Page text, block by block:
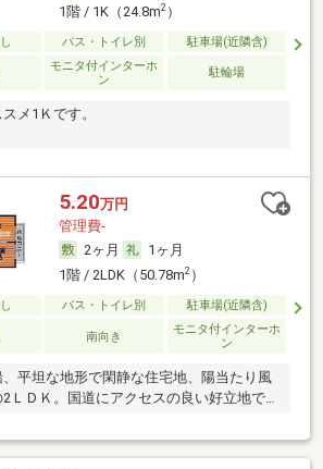
1階 / 1K（24.8m2）
バス・トイレ別 駐車場(近隣含)
モニタ付インターホ
ン
駐輪場
メ1Ｋです。
5.20万円
管理費-
2ヶ月
1ヶ月
1階 / 2LDK（50.78m2）
バス・トイレ別 駐車場(近隣含)
南向き
モニタ付インターホ
ン
平坦な地形で閑静な住宅地、陽当たり風
ＬＤＫ。国道にアクセスの良い好立地で